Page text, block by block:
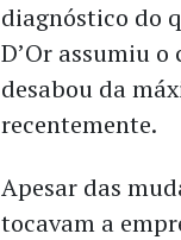
diagnóstico do
D’Or assumiu
desabou da
recentemente.
Apesar das
tocavam a